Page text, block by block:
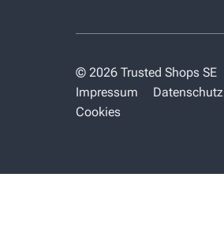
© 2026 Trusted Shops SE
Impressum
Datenschutz
Cookies